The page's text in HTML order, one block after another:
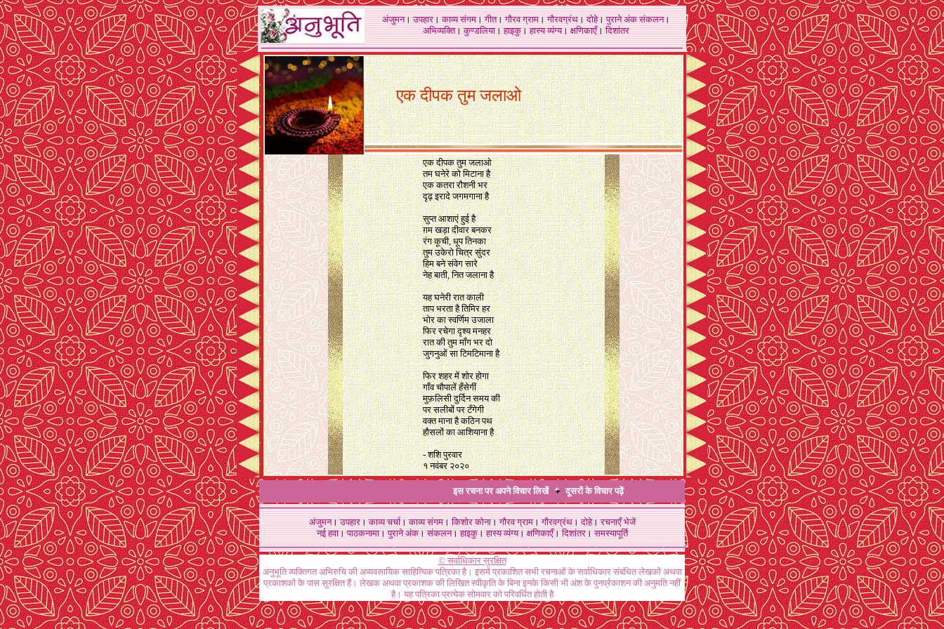
अंजुमन।उपहार।काव्य संगम।गीत।गौरव ग्राम।गौरवग्रंथ।दोहे।पुराने अंक संकलन।
अभिव्यक्ति।कुण्डलिया।हाइकु।हास्य व्यंग्य।क्षणिकाएँ।दिशांतर
एक दीपक तुम जलाओ
एक दीपक तुम जलाओ
तम घनेरे को मिटाना है
एक कतरा रौशनी भर
दृढ़ इरादे जगमगाना है
सुप्त आशाएं हुई है
ग़म खड़ा दीवार बनकर
रंग कूची, धूप तिनका
तुम उकेरो चित्र सुंदर
हिम बने संवेग सारे
नेह बाती, नित जलाना है
यह घनेरी रात काली
ताप भरता है तिमिर हर
भोर का स्वर्णिम उजाला
फिर रचेगा दृश्य मनहर
रात की तुम माँग भर दो
जुगनुओं सा टिमटिमाना है
फिर शहर में शोर होगा
गाँव चौपालें हँसेगीं
मुफ़लिसी दुर्दिन समय की
पर सलीबों पर टँगेगी
वक्त माना है कठिन पथ
हौसलों का आशियाना है
- शशि पुरवार
१ नवंबर २०२०
इस रचना पर अपने विचार लिखें दूसरों के विचारपढ़ें
अंजुमन।उपहार।काव्य चर्चा।काव्य संगम।किशोर कोना।गौरव ग्राम।गौरवग्रंथ।दोहे।रचनाएँ भेजें
नई हवा। पाठकनामा। पुराने अंक। संकलन। हाइकु। हास्य व्यंग्य। क्षणिकाएँ। दिशांतर। समस्यापूर्ति
© सर्वाधिकार सुरक्षित
अनुभूति व्यक्तिगत अभिरुचि की अव्यवसायिक साहित्यिक पत्रिका है। इसमें प्रकाशित सभी रचनाओं के सर्वाधिकार संबंधित लेखकों अथवा
प्रकाशकों के पास सुरक्षित हैं। लेखक अथवा प्रकाशक की लिखित स्वीकृति के बिना इनके किसी भी अंश के पुनर्प्रकाशन की अनुमति नहीं
है। यह पत्रिका प्रत्येक सोमवार को परिवर्धित होती है